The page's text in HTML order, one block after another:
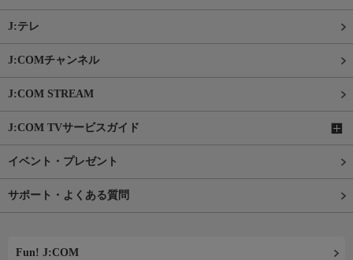
J:テレ
J:COMチャンネル
J:COM STREAM
J:COM TVサービスガイド
イベント・プレゼント
サポート・よくある質問
Fun! J:COM